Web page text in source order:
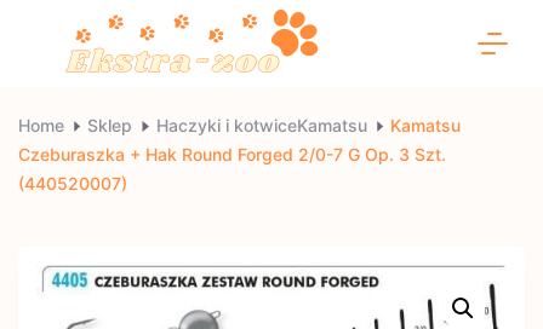
Ekstra-
zoo
Home Sklep Haczyki i kotwiceKamatsu
Kamatsu
Czeburaszka + Hak Round Forged 2/0-7 G Op. 3 Szt.
(440520007)